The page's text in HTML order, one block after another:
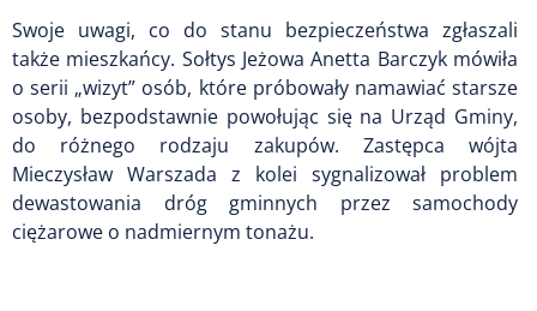
Swoje uwagi, co do stanu bezpieczeństwa zgłaszali
także mieszkańcy. Sołtys Jeżowa Anetta Barczyk mówiła
o serii „wizyt” osób, które próbowały namawiać starsze
osoby, bezpodstawnie powołując się na Urząd Gminy,
do różnego rodzaju zakupów. Zastępca wójta
Mieczysław Warszada z kolei sygnalizował problem
dewastowania dróg gminnych przez samochody
ciężarowe o nadmiernym tonażu.